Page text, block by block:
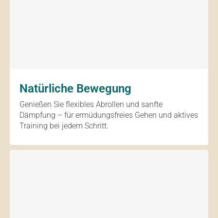
Natürliche Bewegung
Genießen Sie flexibles Abrollen und sanfte
Dämpfung – für ermüdungsfreies Gehen und aktives
Training bei jedem Schritt.